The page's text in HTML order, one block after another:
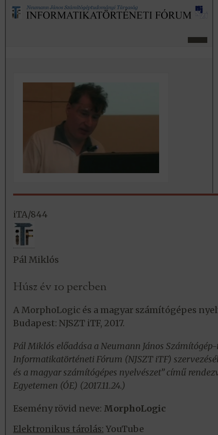
iTA/844
Pál Miklós
Húsz év 10 percben
A MorphoLogic és a magyar számítógépes
Budapest: NJSZT iTF, 2017.
Pál Miklós előadása a Neumann János
Informatikatörténeti Fórum (NJSZT iTF)
és a magyar számítógépes nyelvészet” című
Egyetemen (ÓE) (2017.11.24.)
Esemény rövid neve: MorphoLogic
Elektronikus tárolás: YouTube